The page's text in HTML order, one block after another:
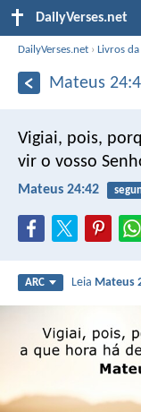
DailyVerses.net
DailyVerses.net ›Livros
Mateus
Vigiai, pois,
vir o vosso
Mateus 24:42
ARC Leia Mateus